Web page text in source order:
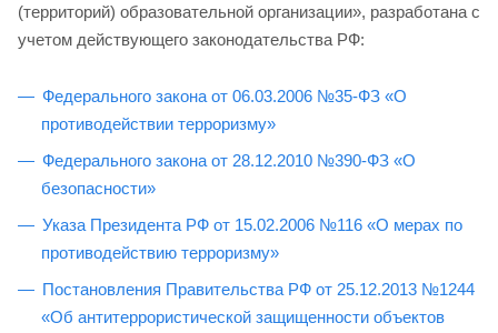
(территорий) образовательной организации», разработана с
учетом действующего законодательства РФ:
Федерального закона от 06.03.2006 №35-ФЗ «О
противодействии терроризму»
Федерального закона от 28.12.2010 №390-ФЗ «О
безопасности»
Указа Президента РФ от 15.02.2006 №116 «О мерах по
противодействию терроризму»
Постановления Правительства РФ от 25.12.2013 №1244
«Об антитеррористической защищенности объектов